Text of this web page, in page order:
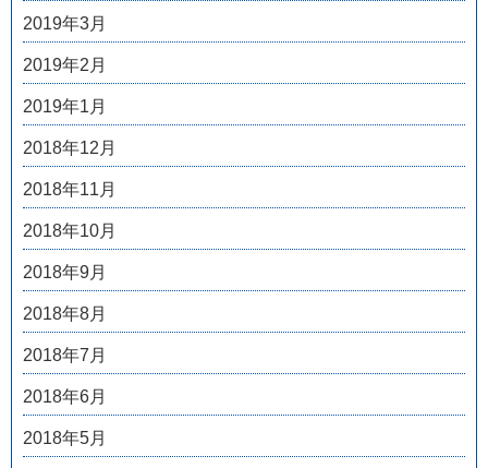
2019年3月
2019年2月
2019年1月
2018年12月
2018年11月
2018年10月
2018年9月
2018年8月
2018年7月
2018年6月
2018年5月